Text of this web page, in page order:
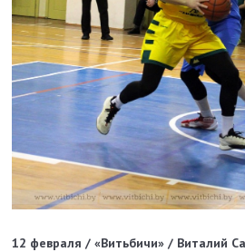
12 февраля / «Витьбичи» / Виталий